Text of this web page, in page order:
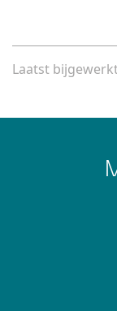
Laatst